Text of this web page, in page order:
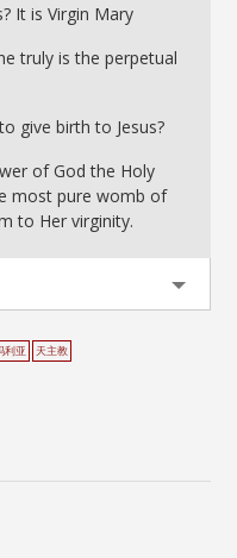
It is Virgin Mary
truly is the perpetual
give birth to Jesus?
of God the Holy
most pure womb of
to Her virginity.
利亚 天主教